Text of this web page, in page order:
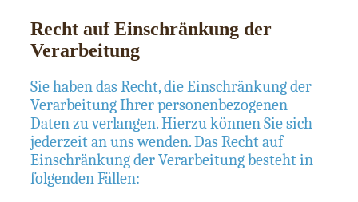
Recht auf Einschränkung der
Verarbeitung
Sie haben das Recht, die Einschränkung der
Verarbeitung Ihrer personenbezogenen
Daten zu verlangen. Hierzu können Sie sich
jederzeit an uns wenden. Das Recht auf
Einschränkung der Verarbeitung besteht in
folgenden Fällen: